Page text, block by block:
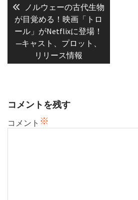
稿
ナ
ビ
ゲ
Previous
post:
ノルウェーの古代生物
が目覚める！映画「トロ
ール」がNetflixに登場！
─キャスト、プロット、
リリース情報
コメントを残す
コメント ※